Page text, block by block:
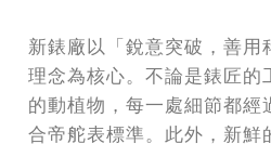
新錶廠以「銳意突破，善用
理念為核心。不論是錶匠的
的動植物，每一處細節都經
合帝舵表標準。此外，新鮮